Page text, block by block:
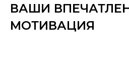
ВАШИ
МОТИВАЦИЯ